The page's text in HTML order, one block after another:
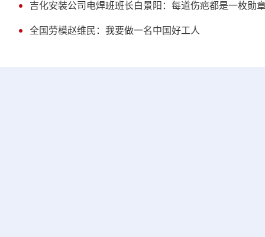
吉化安装公司电焊班班长白景阳：每道伤疤都是一枚勋
全国劳模赵维民：我要做一名中国好工人